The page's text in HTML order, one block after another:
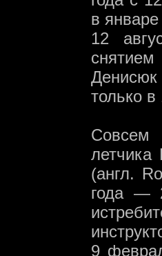
в
12
только в
Совсем
(англ.
года —
9